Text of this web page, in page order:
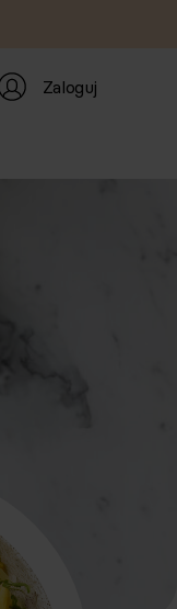
Zaloguj